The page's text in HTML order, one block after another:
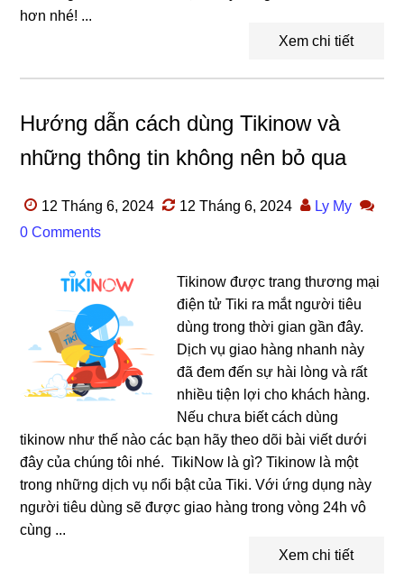
hơn nhé! ...
Xem chi tiết
Hướng dẫn cách dùng Tikinow và
những thông tin không nên bỏ qua
12 Tháng 6, 2024 12 Tháng 6, 2024
Ly My
0 Comments
Tikinow được trang thương mại
điện tử Tiki ra mắt người tiêu
dùng trong thời gian gần đây.
Dịch vụ giao hàng nhanh này
đã đem đến sự hài lòng và rất
nhiều tiện lợi cho khách hàng.
Nếu chưa biết cách dùng
tikinow như thế nào các bạn hãy theo dõi bài viết dưới
đây của chúng tôi nhé. TikiNow là gì? Tikinow là một
trong những dịch vụ nổi bật của Tiki. Với ứng dụng này
người tiêu dùng sẽ được giao hàng trong vòng 24h vô
cùng ...
Xem chi tiết